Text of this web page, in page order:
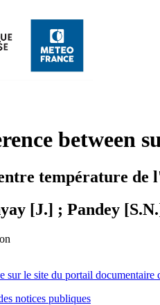
between
température de
[J.] ; Pandey
sur le site du portail documentaire
notices publiques